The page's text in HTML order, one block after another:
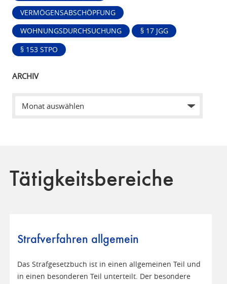
VERMÖGENSABSCHÖPFUNG
WOHNUNGSDURCHSUCHUNG § 17 JGG
§ 153 STPO
ARCHIV
Tätigkeitsbereiche
Strafverfahren allgemein
Das Strafgesetzbuch ist in einen allgemeinen Teil und
in einen besonderen Teil unterteilt. Der besondere